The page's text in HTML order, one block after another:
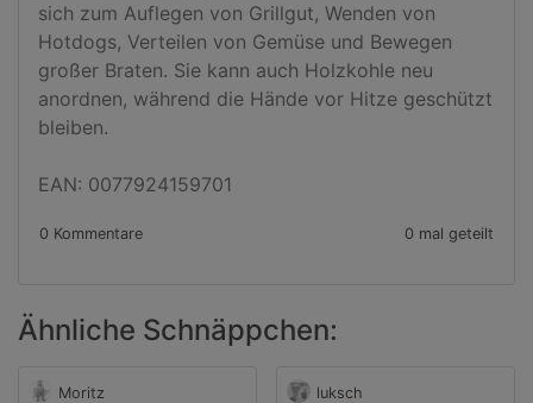
sich zum Auflegen von Grillgut, Wenden von
Hotdogs, Verteilen von Gemüse und Bewegen
großer Braten. Sie kann auch Holzkohle neu
anordnen, während die Hände vor Hitze geschützt
bleiben.
EAN: 0077924159701
0 Kommentare 0 mal geteilt
Ähnliche Schnäppchen:
Moritz
luksch